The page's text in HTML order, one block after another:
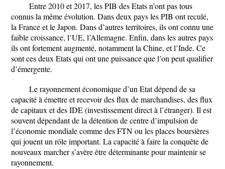
Entre 2010 et 2017, les PIB des Etats n’ont pas tous
connus la même évolution. Dans deux pays les PIB ont reculé,
la France et le Japon. Dans d’autres territoires, ils ont connu une
faible croissance, l’UE, l’Allemagne. Enfin, dans les autres pays
ils ont fortement augmenté, notamment la Chine, et l’Inde. Ce
sont ces deux Etats qui ont une puissance que l’on peut qualifier
d’émergente.
Le rayonnement économique d’un Etat dépend de sa
capacité à émettre et recevoir des flux de marchandises, des flux
de capitaux et des IDE (investissement direct à l’étranger). Il est
souvent dépendant de la détention de centre d’impulsion de
l’économie mondiale comme des FTN ou les places boursières
qui jouent un rôle important. La capacité à faire la conquête de
nouveaux marcher s’avère être déterminante pour maintenir se
rayonnement.